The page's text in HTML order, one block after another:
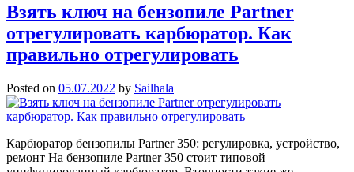
Взять ключ на бензопиле Partner
отрегулировать карбюратор. Как
правильно отрегулировать
Posted on 05.07.2022 by Sailhala
Карбюратор бензопилы Partner 350: регулировка, устройство,
ремонт На бензопиле Partner 350 стоит типовой